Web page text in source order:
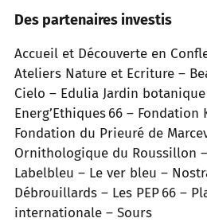
Des partenaires investis
Accueil et Découverte en
Ateliers Nature et Ecriture –
Cielo – Edulia Jardin
Energ’Ethiques 66 – Fondation
Fondation du Prieuré de
Ornithologique du Roussillon
Labelbleu – Le ver bleu –
Débrouillards – Les PEP 66 –
internationale – Sours